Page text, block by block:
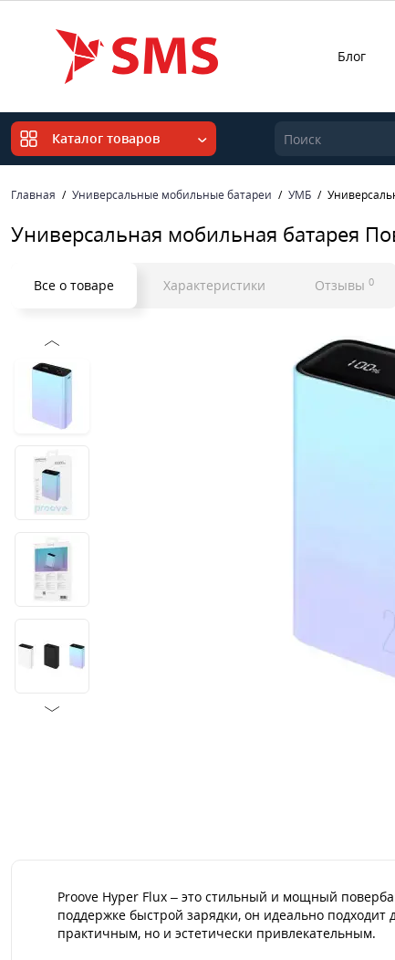
Блог
Каталог товаров
Главная Универсальные мобильные батареи УМБ
Универсальная мобильная батарея
Все о товаре Характеристики Отзывы 0
Proove Hyper Flux – это стильный и мощный
поддержке быстрой зарядки, он идеально подходит
практичным, но и эстетически привлекательным.